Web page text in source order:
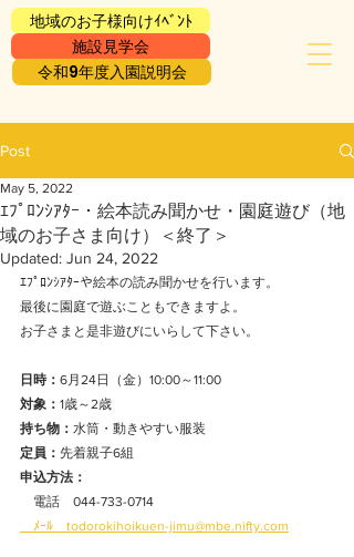
地域のお子様向けｲﾍﾞﾝﾄ
施設見学会
令和9年度入園説明会
Post
ｴﾌﾟﾛﾝｼｱﾀｰ・絵本読み聞かせ・園庭遊び（地
域のお子さま向け）＜終了＞
May 5, 2022
Updated: Jun 24, 2022
ｴﾌﾟﾛﾝｼｱﾀｰや絵本の読み聞かせを行います。
最後に園庭で遊ぶこともできますよ。
お子さまと是非遊びにいらして下さい。
日時： 6月24日（金）10:00～11:00
対象： 1歳～2歳
持ち物： 水筒・動きやすい服装
定員： 先着親子6組
申込方法：
電話　044-733-0714
ﾒｰﾙ　todorokihoikuen-jimu@mbe.nifty.com